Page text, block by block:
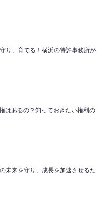
り、育てる！横浜の特許事務所が
はあるの？知っておきたい権利の
未来を守り、成長を加速させるた